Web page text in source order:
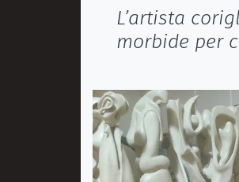
L’artista
morbide per